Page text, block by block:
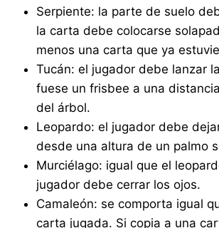
Serpiente: la parte de suelo
la carta debe colocarse
menos una carta que ya
Tucán: el jugador debe lanzar
fuese un frisbee a una
del árbol.
Leopardo: el jugador debe
desde una altura de un palmo
Murciélago: igual que el
jugador debe cerrar los ojos.
Camaleón: se comporta igual
carta jugada. Si copia a una